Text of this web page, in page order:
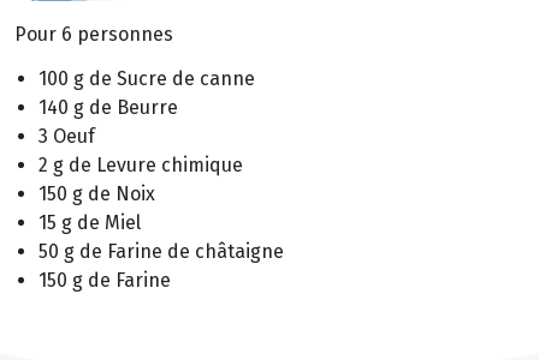
Pour 6 personnes
100 g de Sucre de canne
140 g de Beurre
3 Oeuf
2 g de Levure chimique
150 g de Noix
15 g de Miel
50 g de Farine de châtaigne
150 g de Farine